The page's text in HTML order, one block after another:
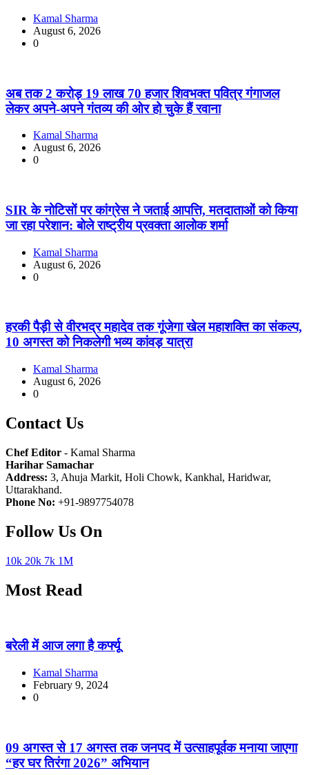
Kamal Sharma
August 6, 2026
0
अब तक 2 करोड़ 19 लाख 70 हजार शिवभक्त पवित्र गंगाजल
लेकर अपने-अपने गंतव्य की ओर हो चुके हैं रवाना
Kamal Sharma
August 6, 2026
0
SIR के नोटिसों पर कांग्रेस ने जताई आपत्ति, मतदाताओं को किया
जा रहा परेशान: बोले राष्ट्रीय प्रवक्ता आलोक शर्मा
Kamal Sharma
August 6, 2026
0
हरकी पैड़ी से वीरभद्र महादेव तक गूंजेगा खेल महाशक्ति का संकल्प,
10 अगस्त को निकलेगी भव्य कांवड़ यात्रा
Kamal Sharma
August 6, 2026
0
Contact Us
Chef Editor - Kamal Sharma
Harihar Samachar
Address: 3, Ahuja Markit, Holi Chowk, Kankhal, Haridwar,
Uttarakhand.
Phone No: +91-9897754078
Follow Us On
10k 20k 7k 1M
Most Read
बरेली में आज लगा है कर्फ्यू
Kamal Sharma
February 9, 2024
0
09 अगस्त से 17 अगस्त तक जनपद में उत्साहपूर्वक मनाया जाएगा
“हर घर तिरंगा 2026” अभियान